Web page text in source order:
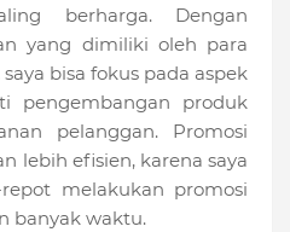
berharga. Dengan
yang dimiliki oleh para
bisa fokus pada aspek
pengembangan produk
pelanggan. Promosi
lebih efisien, karena saya
melakukan promosi
banyak waktu.